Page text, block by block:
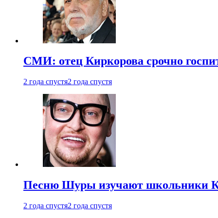
СМИ: отец Киркорова срочно
2 года спустя2 года спустя
Песню Шуры изучают школьники
2 года спустя2 года спустя